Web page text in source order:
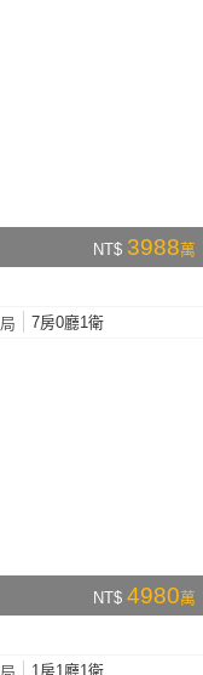
NT$ 3988萬
7房0廳1衛
NT$ 4980萬
1房1廳1衛